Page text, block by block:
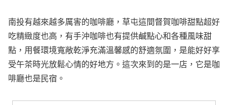
南投有越來越多厲害的咖啡廳，草屯這間督賀咖啡甜點超好
吃精緻度也高，有手沖咖啡也有提供鹹點心和各種風味甜
點，用餐環境寬敞乾淨充滿溫馨感的舒適氛圍，是能好好享
受午茶時光放鬆心情的好地方。這次來到的是一店，它是咖
啡廳也是民宿。